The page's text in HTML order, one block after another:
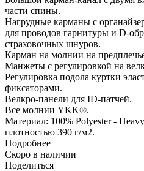
части спины.
Нагрудные карманы с
для проводов гарнитуры и D-
страховочных шнуров.
Карман на молнии на
Манжеты с регулировкой на
Регулировка подола куртки
фиксаторами.
Велкро-панели для ID-патчей.
Все молнии YKK®.
Материал: 100% Polyester -
плотностью 390 г/м2.
Подробнее
Скоро в наличии
Поделиться